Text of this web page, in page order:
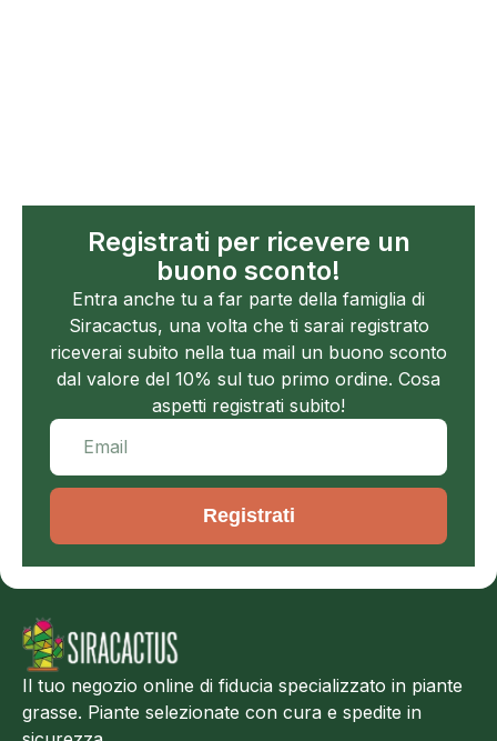
Registrati per ricevere un
buono sconto!
Entra anche tu a far parte della famiglia di
Siracactus, una volta che ti sarai registrato
riceverai subito nella tua mail un buono sconto
dal valore del 10% sul tuo primo ordine. Cosa
aspetti registrati subito!
Registrati
Il tuo negozio online di fiducia specializzato in piante
grasse. Piante selezionate con cura e spedite in